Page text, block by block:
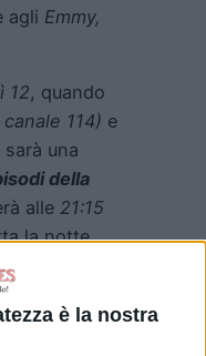
è la nostra
agli Emmy,
12, quando
114) e
una
della
alle 21:15
la notte.
16